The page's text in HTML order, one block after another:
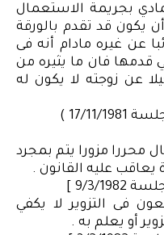
بجريمة الاستعمال
يكون قد تقدم بالورقة
عن غيره مادام أنه فى
قدمها فان ما يثيره من
عن زوجته لا يكون له
محررا مزورا يتم بمجرد
يعاقب عليه القانون .
فى التزوير لا يكفي
أو يعلم به .